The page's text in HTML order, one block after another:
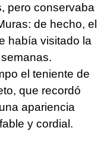
pero conservaba
de hecho, el
había visitado la
el teniente de
que recordó
apariencia
y cordial.